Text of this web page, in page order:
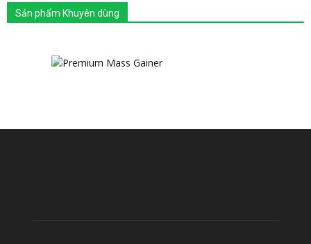
Sản phẩm Khuyên dùng